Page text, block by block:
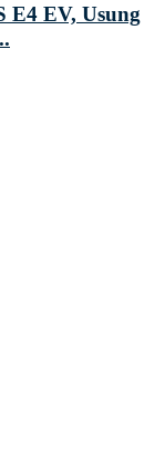
E4 EV, Usung